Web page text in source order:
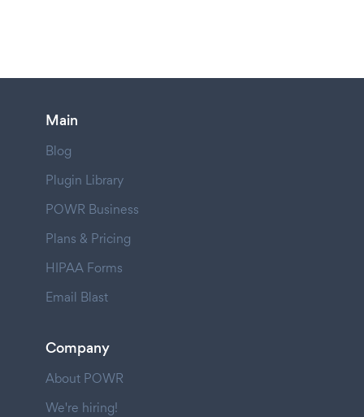
Main
Blog
Plugin Library
POWR Business
Plans & Pricing
HIPAA Forms
Email Blast
Company
About POWR
We're hiring!